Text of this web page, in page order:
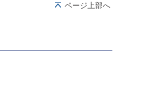
ページ上部へ